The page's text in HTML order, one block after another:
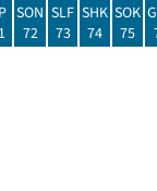
SON
72
SLF
73
SHK
74
SOK
75